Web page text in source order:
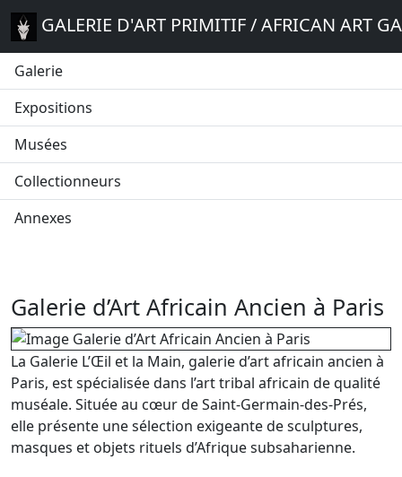
GALERIE D'ART PRIMITIF / AFRICAN ART
Galerie
Expositions
Musées
Collectionneurs
Annexes
Galerie d’Art Africain Ancien à Paris
La Galerie L’Œil et la Main, galerie d’art africain ancien à
Paris, est spécialisée dans l’art tribal africain de qualité
muséale. Située au cœur de Saint-Germain-des-Prés,
elle présente une sélection exigeante de sculptures,
masques et objets rituels d’Afrique subsaharienne.